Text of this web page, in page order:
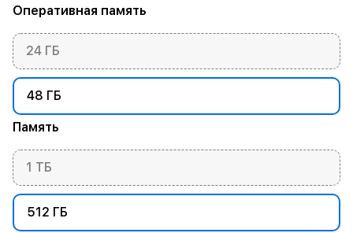
Оперативная память
24 ГБ
48 ГБ
Память
1 ТБ
512 ГБ